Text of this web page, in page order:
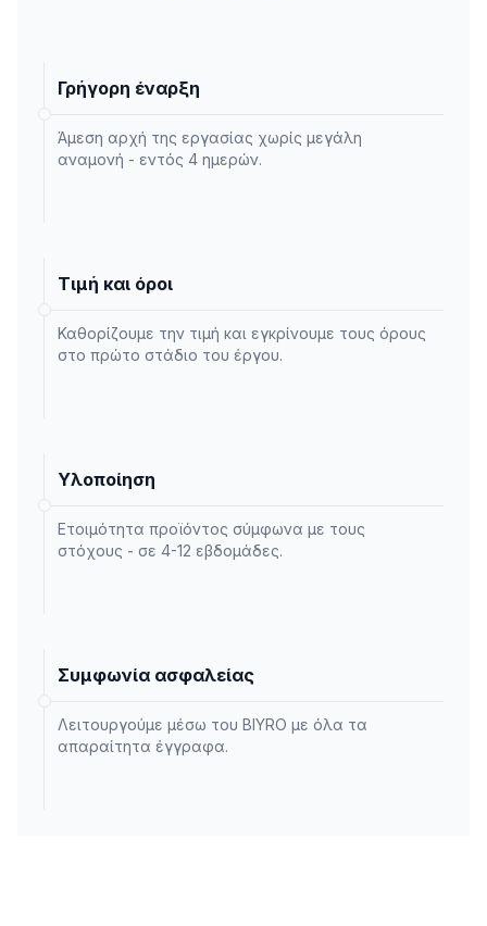
Γρήγορη έναρξη
Άμεση αρχή της εργασίας χωρίς μεγάλη
αναμονή - εντός 4 ημερών.
Τιμή και όροι
Καθορίζουμε την τιμή και εγκρίνουμε τους όρους
στο πρώτο στάδιο του έργου.
Υλοποίηση
Ετοιμότητα προϊόντος σύμφωνα με τους
στόχους - σε 4-12 εβδομάδες.
Συμφωνία ασφαλείας
Λειτουργούμε μέσω του BIYRO με όλα τα
απαραίτητα έγγραφα.